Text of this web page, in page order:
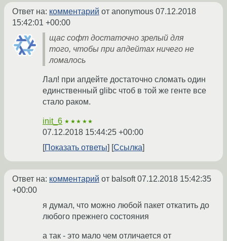
Ответ на: комментарий от anonymous 07.12.2018
15:42:01 +00:00
щас софт достаточно зрелый для
того, чтобы при апдейтах ничего не
ломалось
Лал! при апдейте достаточно сломать один
единственный glibc чтоб в той же генте все
стало раком.
init_6 ★★★★★
07.12.2018 15:44:25 +00:00
Показать ответы
Ссылка
Ответ на: комментарий от balsoft07.12.2018 15:42:35
+00:00
я думал, что можно любой пакет откатить до
любого прежнего состояния
а так - это мало чем отличается от